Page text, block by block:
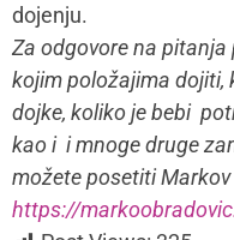
dojenju.
Za odgovore na
kojim položajima dojiti,
dojke, koliko je bebi
kao i i mnoge druge
možete posetiti
https://